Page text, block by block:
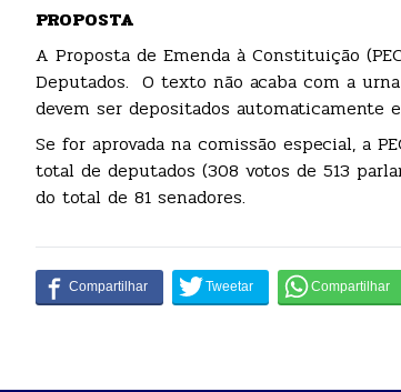
PROPOSTA
A Proposta de Emenda à Constituição
Deputados. O texto não acaba com a
devem ser depositados automaticamente
Se for aprovada na comissão especial, a
total de deputados (308 votos de 513
do total de 81 senadores.